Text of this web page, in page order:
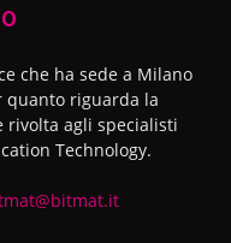
che ha sede a Milano
quanto riguarda la
rivolta agli specialisti
Technology.